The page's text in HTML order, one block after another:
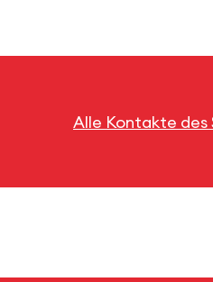
Alle Kontakte des